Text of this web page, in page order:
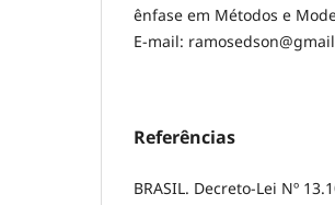
ênfase em Métodos e
E-mail:
Referências
BRASIL. Decreto-Lei Nº